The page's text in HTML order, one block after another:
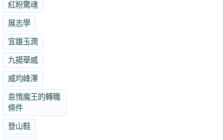
紅粉驚魂
展志學
宜雄玉潤
九揚華威
威均峰澤
怠惰魔王的轉職
條件
登山鞋